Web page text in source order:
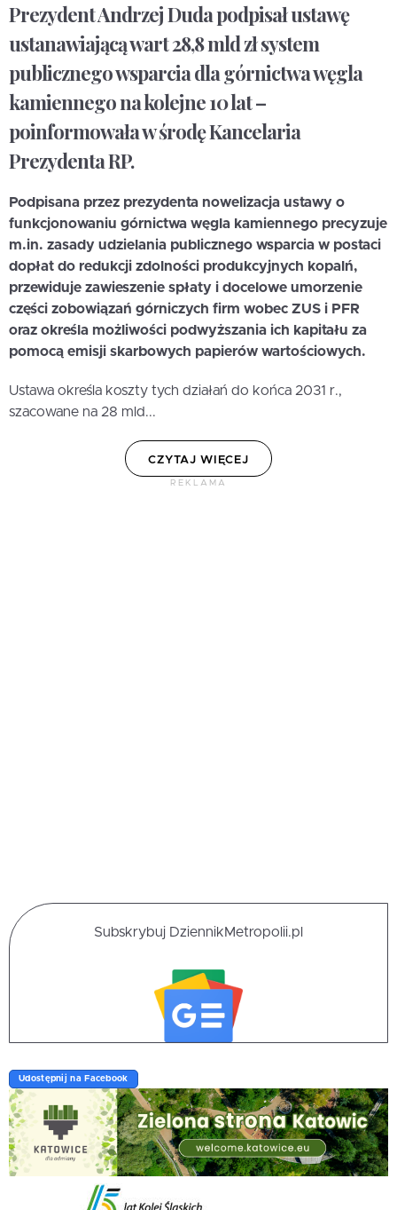
Prezydent Andrzej Duda podpisał ustawę
ustanawiającą wart 28,8 mld zł system
publicznego wsparcia dla górnictwa węgla
kamiennego na kolejne 10 lat –
poinformowała w środę Kancelaria
Prezydenta RP.
Podpisana przez prezydenta nowelizacja ustawy o
funkcjonowaniu górnictwa węgla kamiennego precyzuje
m.in. zasady udzielania publicznego wsparcia w postaci
dopłat do redukcji zdolności produkcyjnych kopalń,
przewiduje zawieszenie spłaty i docelowe umorzenie
części zobowiązań górniczych firm wobec ZUS i PFR
oraz określa możliwości podwyższania ich kapitału za
pomocą emisji skarbowych papierów wartościowych.
Ustawa określa koszty tych działań do końca 2031 r.,
szacowane na 28 mld...
CZYTAJ WIĘCEJ
REKLAMA
Subskrybuj DziennikMetropolii.pl
Udostępnij na Facebook